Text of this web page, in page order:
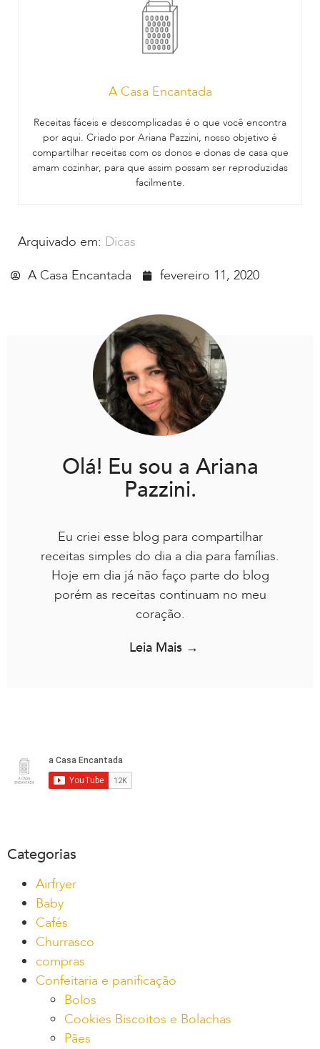
A Casa Encantada
Receitas fáceis e descomplicadas é o que você encontra
por aqui. Criado por Ariana Pazzini, nosso objetivo é
compartilhar receitas com os donos e donas de casa que
amam cozinhar, para que assim possam ser reproduzidas
facilmente.
Arquivado em: Dicas
A Casa Encantada
fevereiro 11, 2020
Olá! Eu sou a Ariana
Pazzini.
Eu criei esse blog para compartilhar
receitas simples do dia a dia para famílias.
Hoje em dia já não faço parte do blog
porém as receitas continuam no meu
coração.
Leia Mais →
Categorias
Airfryer
Baby
Cafés
Churrasco
compras
Confeitaria e panificação
Bolos
Cookies Biscoitos e Bolachas
Pães